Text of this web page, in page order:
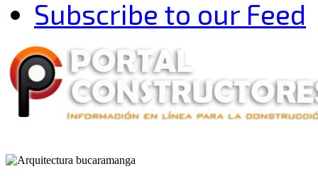
Subscribe to our Feed